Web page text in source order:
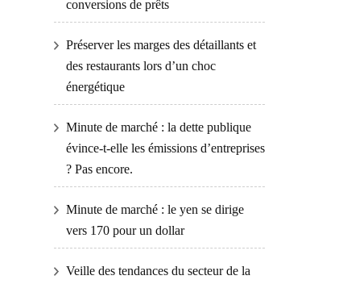
conversions de prêts
Préserver les marges des détaillants et
des restaurants lors d’un choc
énergétique
Minute de marché : la dette publique
évince-t-elle les émissions d’entreprises
? Pas encore.
Minute de marché : le yen se dirige
vers 170 pour un dollar
Veille des tendances du secteur de la